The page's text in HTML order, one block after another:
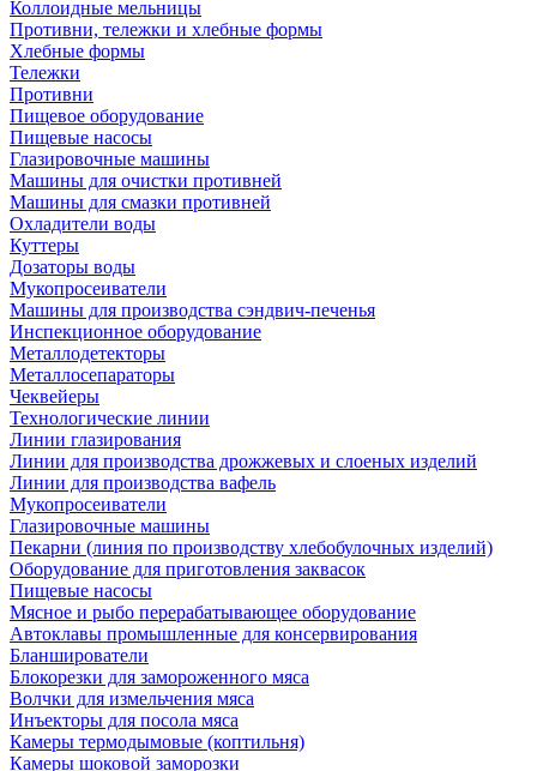
Коллоидные мельницы
Противни, тележки и хлебные формы
Хлебные формы
Тележки
Противни
Пищевое оборудование
Пищевые насосы
Глазировочные машины
Машины для очистки противней
Машины для смазки противней
Охладители воды
Куттеры
Дозаторы воды
Мукопросеиватели
Машины для производства сэндвич-печенья
Инспекционное оборудование
Металлодетекторы
Металлосепараторы
Чеквейеры
Технологические линии
Линии глазирования
Линии для производства дрожжевых и слоеных изделий
Линии для производства вафель
Мукопросеиватели
Глазировочные машины
Пекарни (линия по производству хлебобулочных изделий)
Оборудование для приготовления заквасок
Пищевые насосы
Мясное и рыбо перерабатывающее оборудование
Автоклавы промышленные для консервирования
Бланширователи
Блокорезки для замороженного мяса
Волчки для измельчения мяса
Инъекторы для посола мяса
Камеры термодымовые (коптильня)
Камеры шоковой заморозки